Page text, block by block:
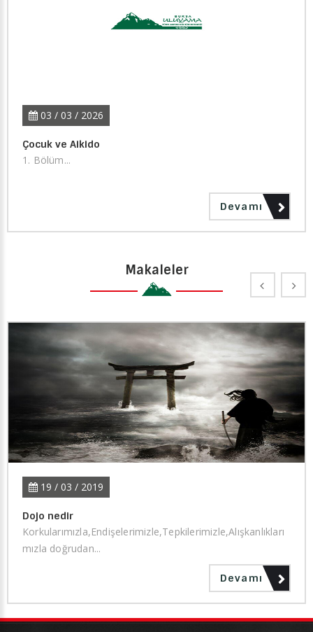
03 / 03 / 2026
Çocuk ve Aikido
1. Bölüm...
Devamı
Makaleler
19 / 03 / 2019
Dojo nedir
Korkularımızla,Endişelerimizle,Tepkilerimizle,Alışkanlıkları
mızla doğrudan...
Devamı